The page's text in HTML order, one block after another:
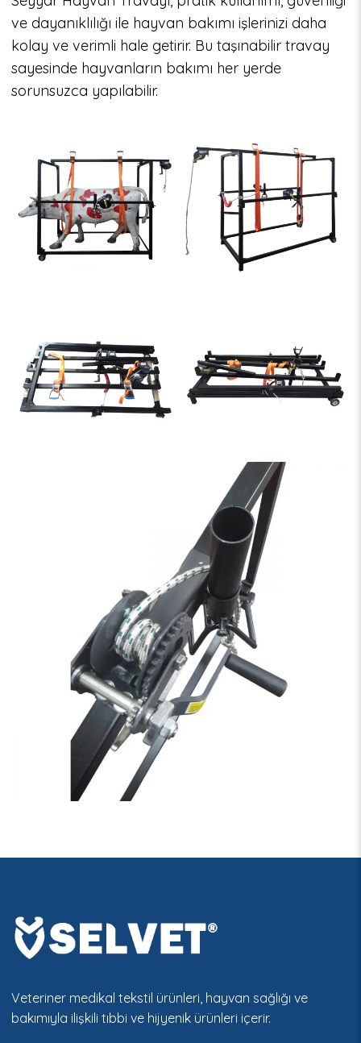
ve dayanıklılığı ile hayvan bakımı işlerinizi daha
kolay ve verimli hale getirir. Bu taşınabilir travay
sayesinde hayvanların bakımı her yerde
sorunsuzca yapılabilir.
Veteriner medikal tekstil ürünleri, hayvan sağlığı ve
bakımıyla ilişkili tıbbi ve hijyenik ürünleri içerir.